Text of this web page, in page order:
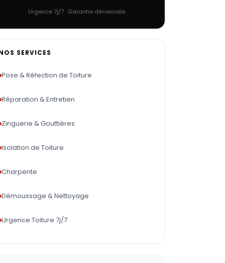
Urgence 7j/7 · Garantie décennale
SERVICES
Pose & Réfection de Toiture
Réparation & Entretien
Zinguerie & Gouttières
Isolation de Toiture
Charpente
Démoussage & Nettoyage
Urgence Toiture 7j/7